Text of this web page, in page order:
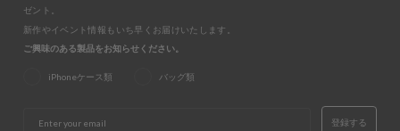
ゼント。
新作やイベント情報もいち早くお届けいたします。
ご興味のある製品をお知らせください。
iPhoneケース類 バッグ類
登録する